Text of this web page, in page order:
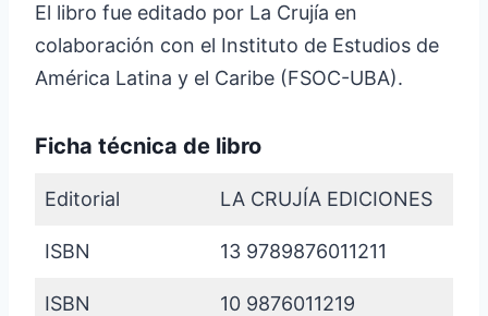
El libro fue editado por La Crujía en
colaboración con el Instituto de Estudios de
América Latina y el Caribe (FSOC-UBA).
Ficha técnica de libro
Editorial LA CRUJÍA EDICIONES
ISBN 13 9789876011211
ISBN 10 9876011219